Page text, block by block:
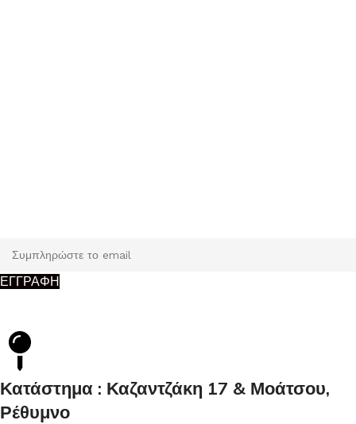
ΕΓΓΡΑΦΗ
Κατάστημα : Καζαντζάκη 17 & Μοάτσου,
Ρέθυμνο